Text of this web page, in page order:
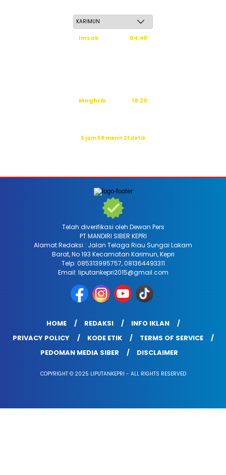
Imsak
04:40
Maghrib
18:20
5 jam 58 menit 20 detik
Telah diverifikasi oleh Dewan Pers
PT MANDIRI SIBER KEPRI
Alamat Redaksi : Jalan Telaga Riau Sungai Lakam
Barat, No 193 Kecamatan Karimun, Kepri
Telp: 085313995757, 081364493311
Email: liputankepri2015@gmail.com
HOME REDAKSI
INFO IKLAN
PRIVACY POLICY
KODE ETIK
TERMS OF SERVICE
PEDOMAN MEDIA SIBER
DISCLAIMER
COPYRIGHT © 2025 LIPUTANKEPRI - ALL RIGHTS RESERVED